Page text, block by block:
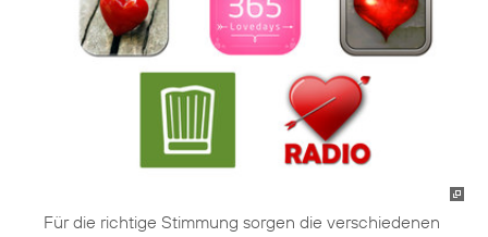
Für die richtige Stimmung sorgen die verschiedenen